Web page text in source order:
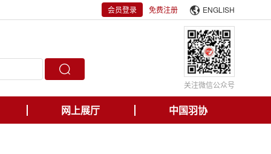
会员登录 免费注册 ENGLISH
关注微信公众号
网上展厅 中国羽协